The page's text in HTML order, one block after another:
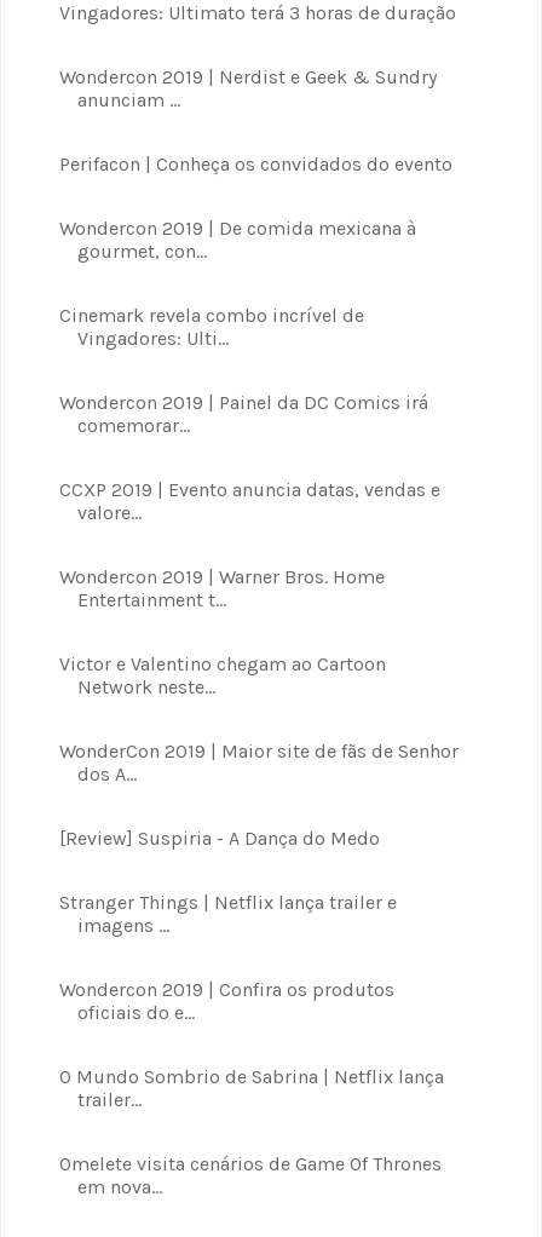
Vingadores: Ultimato terá 3 horas de duração
Wondercon 2019 | Nerdist e Geek & Sundry
anunciam ...
Perifacon | Conheça os convidados do evento
Wondercon 2019 | De comida mexicana à
gourmet, con...
Cinemark revela combo incrível de
Vingadores: Ulti...
Wondercon 2019 | Painel da DC Comics irá
comemorar...
CCXP 2019 | Evento anuncia datas, vendas e
valore...
Wondercon 2019 | Warner Bros. Home
Entertainment t...
Victor e Valentino chegam ao Cartoon
Network neste...
WonderCon 2019 | Maior site de fãs de Senhor
dos A...
[Review] Suspiria - A Dança do Medo
Stranger Things | Netflix lança trailer e
imagens ...
Wondercon 2019 | Confira os produtos
oficiais do e...
O Mundo Sombrio de Sabrina | Netflix lança
trailer...
Omelete visita cenários de Game Of Thrones
em nova...